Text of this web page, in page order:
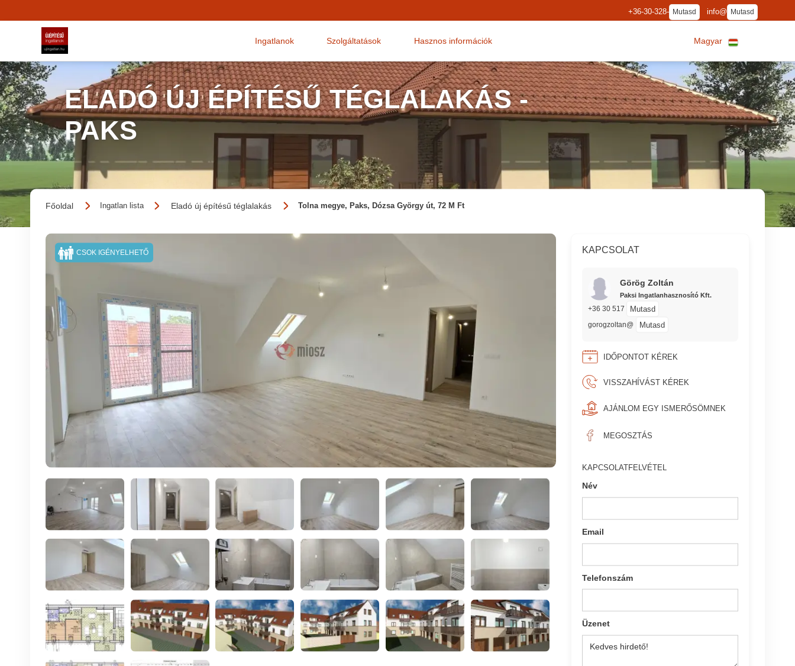
+36-30-328- Mutasd info@ Mutasd
Ingatlanok Szolgáltatások Hasznos információk Magyar
ELADÓ ÚJ ÉPÍTÉSŰ TÉGLALAKÁS -
PAKS
Főoldal Ingatlan lista Eladó új építésű téglalakás Tolna megye, Paks, Dózsa György út, 72 M Ft
CSOK IGÉNYELHETŐ KAPCSOLAT
Görög Zoltán
Paksi Ingatlanhasznosító Kft.
+36 30 517 Mutasd
gorogzoltan@ Mutasd
IDŐPONTOT KÉREK
VISSZAHÍVÁST KÉREK
AJÁNLOM EGY ISMERŐSÖMNEK
MEGOSZTÁS
KAPCSOLATFELVÉTEL
Név
Email
Telefonszám
Üzenet